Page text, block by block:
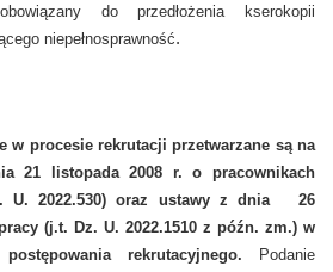
do przedłożenia kserokopii
niepełnosprawność.
w procesie rekrutacji przetwarzane są na
21 listopada 2008 r. o pracownikach
U. 2022.530) oraz ustawy z dnia 26
(j.t. Dz. U. 2022.1510 z późn. zm.) w
rekrutacyjnego.
Podanie